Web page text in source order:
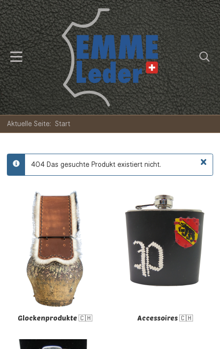
Aktuelle Seite: Start
×
info 404 Das gesuchte Produkt existiert nicht.
Glockenprodukte 🇨🇭 Accessoires 🇨🇭